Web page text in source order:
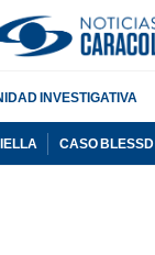
INVESTIGATIVA
CASO BLESSD